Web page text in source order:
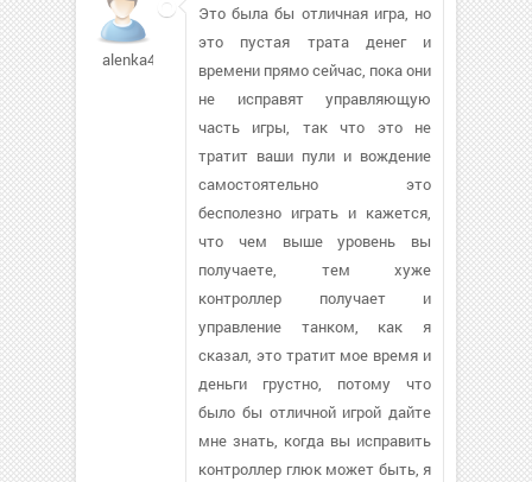
alenka4519874
Это была бы отличная игра, но
это пустая трата денег и
времени прямо сейчас, пока они
не исправят управляющую
часть игры, так что это не
тратит ваши пули и вождение
самостоятельно это
бесполезно играть и кажется,
что чем выше уровень вы
получаете, тем хуже
контроллер получает и
управление танком, как я
сказал, это тратит мое время и
деньги грустно, потому что
было бы отличной игрой дайте
мне знать, когда вы исправить
контроллер глюк может быть, я